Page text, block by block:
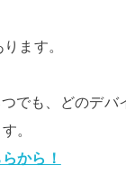
ます。
でも、どのデバ
。
から！